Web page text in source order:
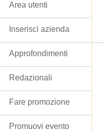
Area utenti
Inserisci azienda
Approfondimenti
Redazionali
Fare promozione
Promuovi evento